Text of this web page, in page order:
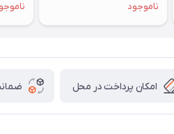
ناموجود
امکان پرداخت در محل